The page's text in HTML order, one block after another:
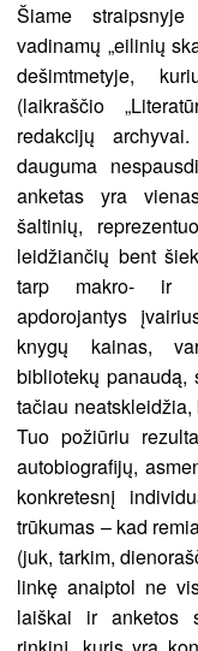
Šiame
vadinamų „eilinių
dešimtmetyje,
(laikraščio
redakcijų
dauguma
anketas yra
šaltinių,
leidžiančių bent
tarp makro- ir
apdorojantys
knygų kainas,
bibliotekų panaudą,
tačiau
Tuo požiūriu
autobiografijų,
konkretesnį
trūkumas – kad
(juk, tarkim,
linkę anaiptol ne
laiškai ir anketos